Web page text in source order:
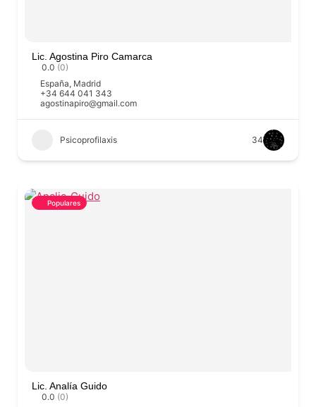
Lic. Agostina Piro Camarca
0.0 (0)
España, Madrid
+34 644 041 343
agostinapiro@gmail.com
Psicoprofilaxis 34
Populares
Lic. Analía Guido
0.0 (0)